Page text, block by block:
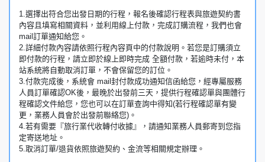
1.選擇出符合您出發日期的行程，報名後確認行程表與旅遊契約書
內容且填寫相關資料，並利用線上付款，完成訂購流程，我們也會
mail訂單通知給您。
2.詳細付款內容請依照行程內容頁中的付款說明。若您是訂購須立
即付款的行程，請立即於線上即時完成 全額付款，若逾時未付，本
站系統將自動取消訂單，不會保留您的訂位。
3.付款完成後，系統會 mail封付款成功通知信函給您，經專屬服務
人員訂單確認OK後，最晚於出發前三天，提供行程確認單與團體行
程確認文件給您，您也可以在訂單查詢中得知(若行程確認單有變
更，業務人員會於出發前聯絡您)。
4.若有需要『旅行業代收轉付收據』，請通知業務人員郵寄到您指
定寄送地址。
5.取消訂單/退貨依照旅遊契約、金流等相關規定辦理。